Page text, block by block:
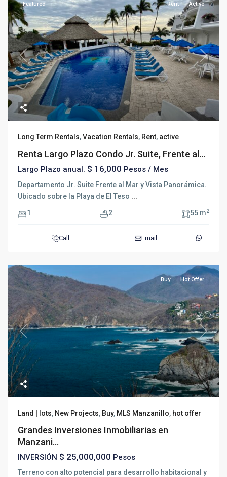
Previous Next
Featured Rent Active
Long Term Rentals,Vacation Rentals, Rent, active
Renta Largo Plazo Condo Jr. Suite, Frente al...
Largo Plazo anual. $ 16,000 Pesos / Mes
Departamento Jr. Suite Frente al Mar y Vista Panorámica.
Ubicado sobre la Playa de El Teso ...
1 2 55 m2
Call Email
Previous Next
Buy Hot Offer
Land | lots, New Projects, Buy, MLS Manzanillo, hot offer
Grandes Inversiones Inmobiliarias en
Manzani...
INVERSIÓN $ 25,000,000 Pesos
Terreno con alto potencial para desarrollo habitacional y